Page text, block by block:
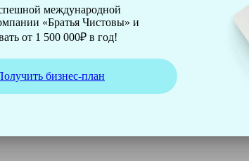
международной
«Братья Чистовы» и
от 1 500 000₽ в год!
бизнес-план
пылесос фирмы Soteco, а также утюг, ведро,